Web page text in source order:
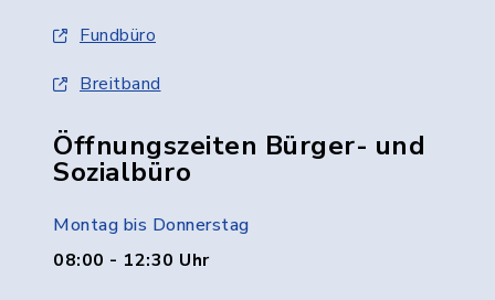
Fundbüro
Breitband
Öffnungszeiten Bürger- und
Sozialbüro
Montag bis Donnerstag
08:00 - 12:30 Uhr